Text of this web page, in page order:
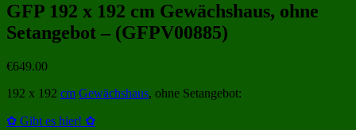
GFP 192 x 192 cm Gewächshaus, ohne
Setangebot – (GFPV00885)
€649.00
192 x 192 cm Gewächshaus, ohne Setangebot:
✿ Gibt es hier! ✿